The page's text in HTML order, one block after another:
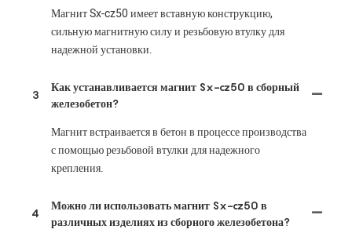
Магнит Sx-cz50 имеет вставную конструкцию,
сильную магнитную силу и резьбовую втулку для
надежной установки.
3
Как устанавливается магнит Sx-cz50 в сборный
железобетон?
Магнит встраивается в бетон в процессе производства
с помощью резьбовой втулки для надежного
крепления.
4
Можно ли использовать магнит Sx-cz50 в
различных изделиях из сборного железобетона?